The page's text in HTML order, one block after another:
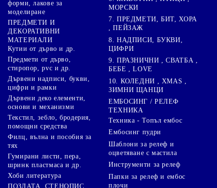
форми, лакове за
моделиране
ПРЕДМЕТИ И
ДЕКОРАТИВНИ
МАТЕРИАЛИ
Кутии от дърво и др.
Предмети от дърво,
стиропор, pvc и др.
Дървени надписи, букви,
цифри и рамки
Дървени деко елементи,
основи и механизми
Текстил, зебло, бродерия,
помощни средства
Филц, вълна и пособия за
тях
Гумирани листи, пера,
шринк пластмаса и др.
Хоби литература
ПОЗЛАТА, СТЕНОПИС,
МОРСКИ
7. ПРЕДМЕТИ, БИТ, ХОРА
, ПЕЙЗАЖ
8. НАДПИСИ, БУКВИ,
ЦИФРИ
9. ПРАЗНИЧНИ , СВАТБА ,
БЕБЕ , LOVE
10. КОЛЕДНИ , XMAS ,
ЗИМНИ ЩАНЦИ
ЕМБОСИНГ / РЕЛЕФ
ТЕХНИКА
Техника - Топъл ембос
Ембосинг пудри
Шаблони за релеф и
оцветяване с мастила
Инструменти за релеф
Папки за релеф и ембос
плочи